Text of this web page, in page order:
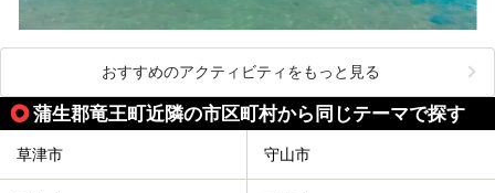
おすすめのアクティビティをもっと見る
蒲生郡竜王町近隣の市区町村から同じテーマで探す
草津市 守山市